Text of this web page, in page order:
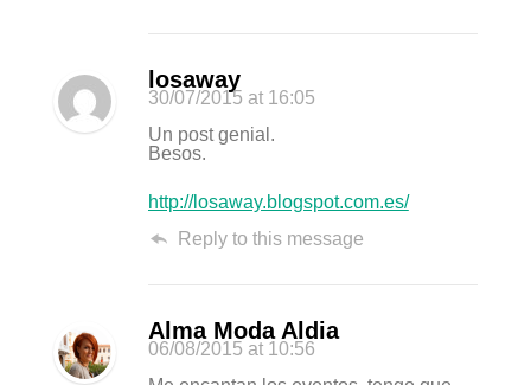
losaway
30/07/2015 at 16:05
Un post genial.
Besos.
http://losaway.blogspot.com.es/
Reply to this message
Alma Moda Aldia
06/08/2015 at 10:56